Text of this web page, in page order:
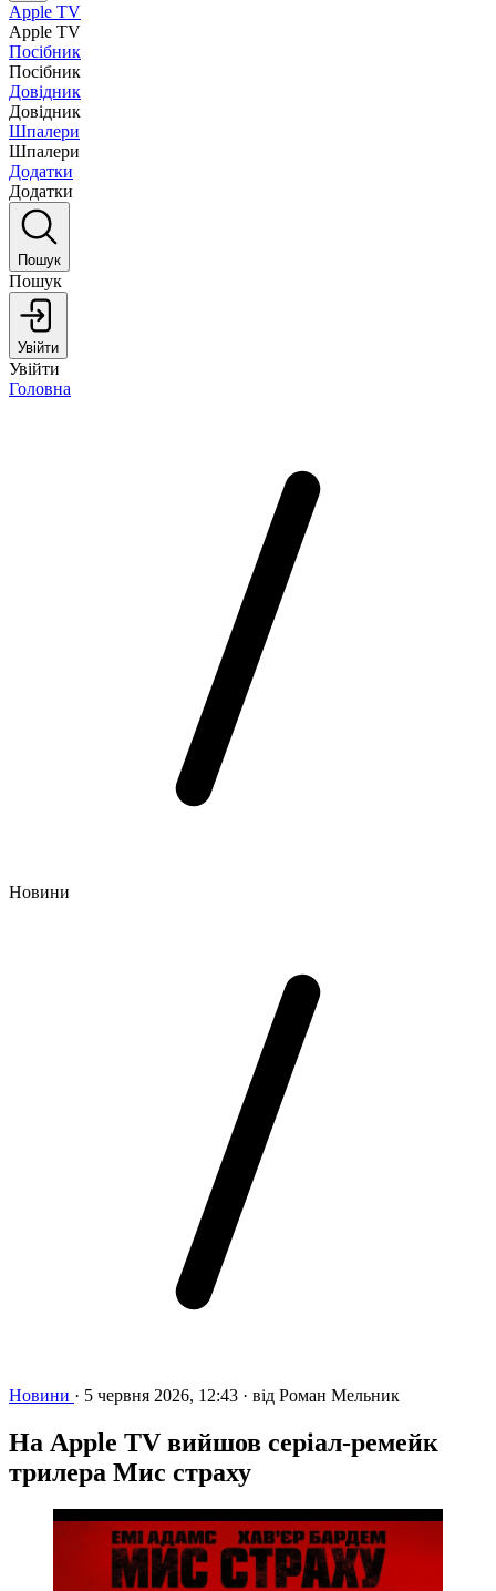
Apple TV
Apple TV
Посібник
Посібник
Довідник
Довідник
Шпалери
Шпалери
Додатки
Додатки
Пошук
Пошук
Увійти
Увійти
Головна
Новини
Новини · 5 червня 2026, 12:43 · від Роман Мельник
На Apple TV вийшов серіал-ремейк
трилера Мис страху